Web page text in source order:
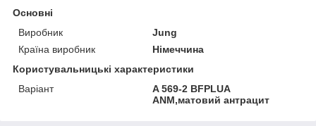
Основні
Виробник
Jung
Країна виробник
Німеччина
Користувальницькі характеристики
Варіант
A 569-2 BFPLUA
ANM,матовий антрацит